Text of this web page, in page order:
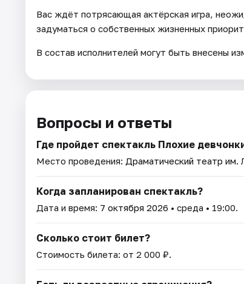
Вас ждёт потрясающая актёрская игра,
задуматься о собственных жизненных
В состав исполнителей могут быть внесены
Вопросы и ответы
Где пройдет спектакль Плохие
Место проведения: Драматический театр им.
Когда запланирован спектакль?
Дата и время: 7 октября 2026 • среда • 19:00.
Сколько стоит билет?
Стоимость билета: от 2 000 ₽.